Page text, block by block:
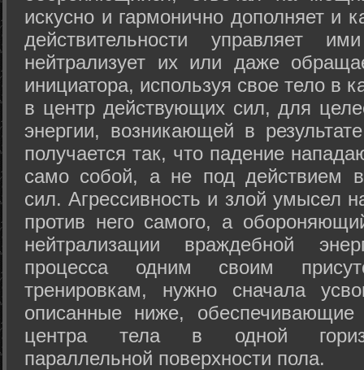
искусно и гармонично дополняет и
действительности управляет
нейтрализует их или даже
инициатора, используя свое тело в
в центр действующих сил, для
энергии, возникающей в
получается так, что падение
само собой, а не под действием
сил. Агрессивность и злой умысел
против него самого, а
нейтрализации враждебной
процесса одним своим
тренировкам, нужно сначала
описанные ниже, обеспечивающие
центра тела в одной
параллельной поверхности пола.